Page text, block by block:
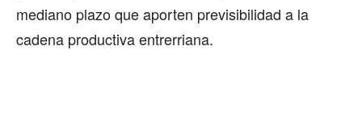
mediano plazo que aporten previsibilidad a la
cadena productiva entrerriana.